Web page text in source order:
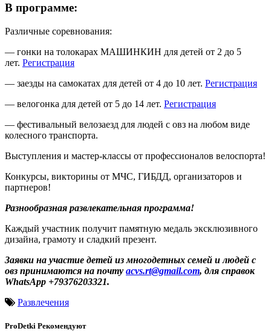
В программе:
Различные соревнования:
— гонки на толокарах МАШИНКИН для детей от 2 до 5
лет. Регистрация
— заезды на самокатах для детей от 4 до 10 лет. Регистрация
— велогонка для детей от 5 до 14 лет. Регистрация
— фестивальный велозаезд для людей с овз на любом виде
колесного транспорта.
Выступления и мастер-классы от профессионалов велоспорта!
Конкурсы, викторины от МЧС, ГИБДД, организаторов и
партнеров!
Разнообразная развлекательная программа!
Каждый участник получит памятную медаль эксклюзивного
дизайна, грамоту и сладкий презент.
Заявки на участие детей из многодетных семей и людей с
овз принимаются на почту acvs.rt@gmail.com, для справок
WhatsApp +79376203321.
Развлечения
ProDetki Рекомендуют